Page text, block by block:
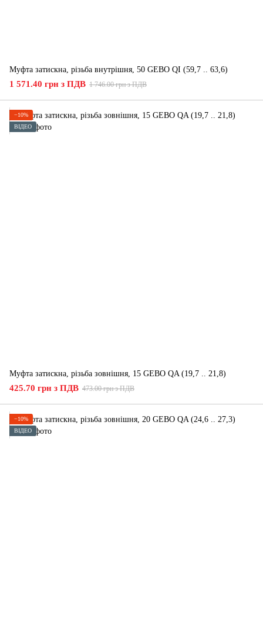
Муфта затискна, різьба внутрішня, 50 GEBO QI (59,7 .. 63,6)
1 571.40 грн з ПДВ 1 746.00 грн з ПДВ
−10%
ВІДЕО
Муфта затискна, різьба зовнішня, 15 GEBO QA (19,7 .. 21,8)
425.70 грн з ПДВ 473.00 грн з ПДВ
−10%
ВІДЕО